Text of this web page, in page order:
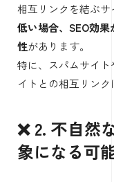
相互リンクを結ぶサ
低い場合、SEO効
性があります。
特に、スパムサイ
イトとの相互リンク
❌ 2. 不自然
象になる可